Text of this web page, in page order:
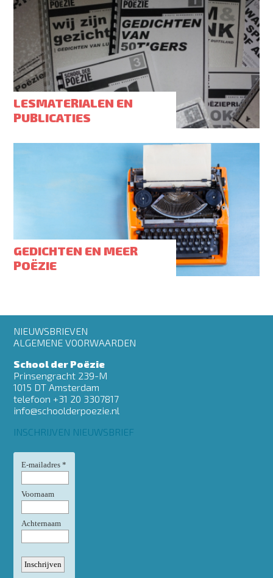
LESMATERIALEN EN
PUBLICATIES
GEDICHTEN EN MEER
POËZIE
Footer
menu
NIEUWSBRIEVEN
ALGEMENE VOORWAARDEN
School der Poëzie
Prinsengracht 239-M
1015 DT Amsterdam
telefoon +31 20 3307817
info@schoolderpoezie.nl
INSCHRIJVEN NIEUWSBRIEF